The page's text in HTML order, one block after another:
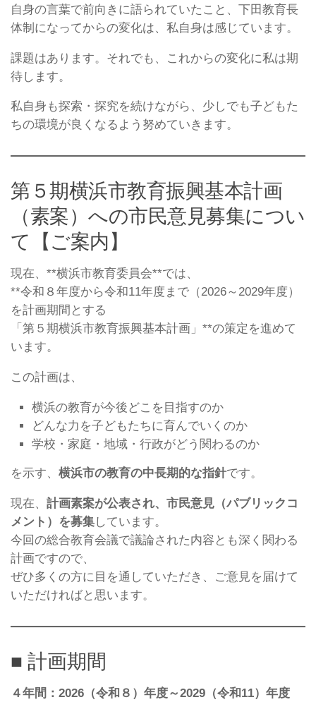
自身の言葉で前向きに語られていたこと、下田教育長
体制になってからの変化は、私自身は感じています。
課題はあります。それでも、これからの変化に私は期
待します。
私自身も探索・探究を続けながら、少しでも子どもた
ちの環境が良くなるよう努めていきます。
第５期横浜市教育振興基本計画
（素案）への市民意見募集につい
て【ご案内】
現在、**横浜市教育委員会**では、
**令和８年度から令和11年度まで（2026～2029年度）
を計画期間とする
「第５期横浜市教育振興基本計画」**の策定を進めて
います。
この計画は、
横浜の教育が今後どこを目指すのか
どんな力を子どもたちに育んでいくのか
学校・家庭・地域・行政がどう関わるのか
を示す、 横浜市の教育の中長期的な指針です。
現在、 計画素案が公表され、市民意見（パブリックコ
メント）を募集しています。
今回の総合教育会議で議論された内容とも深く関わる
計画ですので、
ぜひ多くの方に目を通していただき、ご意見を届けて
いただければと思います。
■ 計画期間
４年間：2026（令和８）年度～2029（令和11）年度